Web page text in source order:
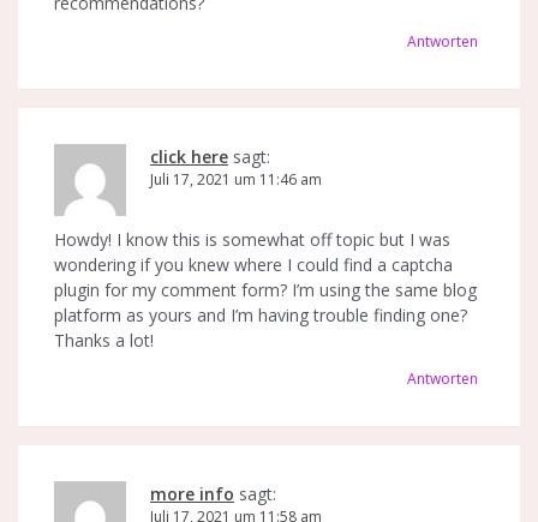
Antworten
click here sagt:
Juli 17, 2021 um 11:46 am
Howdy! I know this is somewhat off topic but I was
wondering if you knew where I could find a captcha
plugin for my comment form? I’m using the same blog
platform as yours and I’m having trouble finding one?
Thanks a lot!
Antworten
more info sagt:
Juli 17, 2021 um 11:58 am